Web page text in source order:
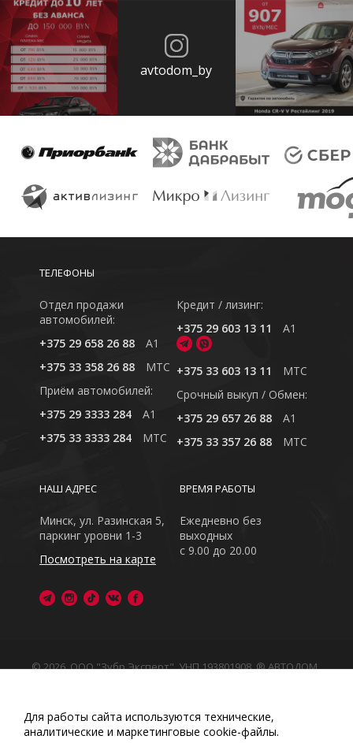
avtodom_by
ТЕЛЕФОНЫ
Отдел продажи
автомобилей:
+375 29 658 26 88
A1
+375 33 358 26 88
MTC
Приём автомобилей:
+375 29 3333 284
A1
+375 33 3333 284
MTC
Кредит / лизинг:
+375 29 603 13 11
A1
+375 33 603 13 11
MTC
Cрочный выкуп / Обмен:
+375 29 657 26 88
A1
+375 33 357 26 88
MTC
ВРЕМЯ РАБОТЫ
Ежедневно без
выходных
с 9.00 до 20.00
НАШ АДРЕС
Минск, ул. Разинская 5,
паркинг уровни 1-3
Посмотреть на карте
© 2026, ООО "Зубр Эксперт", УНП 193801908. ® АВТОДОМ
Обращаем Ваше внимание на то, что данный интернет-
сайт носит исключительно информационный характер
Любое использование либо копирование материалов
Для работы сайта используются технические,
аналитические и маркетинговые сооkіе-файлы.